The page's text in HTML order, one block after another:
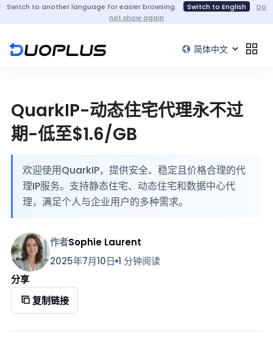
Switch to another language for easier browsing. Switch to English
Do
not show again
QuarkIP-动态住宅代理永不过
期-低至$1.6/GB
欢迎使用QuarkIP，提供安全、稳定且价格合理的代
理IP服务。支持静态住宅、动态住宅和数据中心代
理，满足个人与企业用户的多种需求。
作者Sophie Laurent
2025年7月10日 1 分钟阅读
分享
复制链接